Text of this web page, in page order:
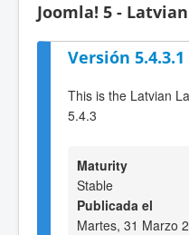
Joomla! 5 - Latvian
Versión 5.4.3.1
This is the Latvian
5.4.3
Maturity
Stable
Publicada el
Martes, 31 Marzo